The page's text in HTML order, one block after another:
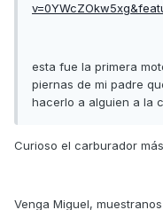
esta fue la primera
piernas de mi padre
hacerlo a alguien a la
Curioso el carburador
Venga Miguel,